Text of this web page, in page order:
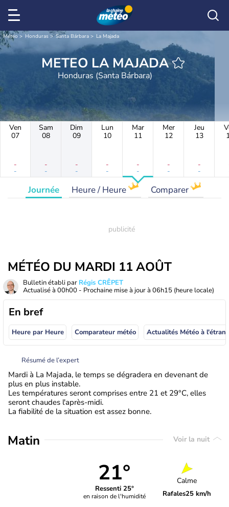
Météo Honduras Santa Bárbara La Majada
METEO LA MAJADA
Honduras (Santa Bárbara)
Ven
07
-
-
Sam
08
-
-
Dim
09
-
-
Lun
10
-
-
Mar
11
-
-
Mer
12
-
-
Jeu
13
-
-
Journée Heure / Heure Comparer
MÉTÉO DU MARDI 11 AOÛT
Bulletin établi par Régis CRÊPET
Actualisé à 00h00 - Prochaine mise à jour à 06h15 (heure locale)
En bref
Heure par Heure Comparateur météo
Résumé de l’expert
Mardi à La Majada, le temps se dégradera en devenant de
plus en plus instable.
Les températures seront comprises entre 21 et 29°C, elles
seront chaudes l'après-midi.
La fiabilité de la situation est assez bonne.
Matin Voir la nuit
21°
Ressenti 25°
en raison de l'humidité
Calme
Rafales25 km/h